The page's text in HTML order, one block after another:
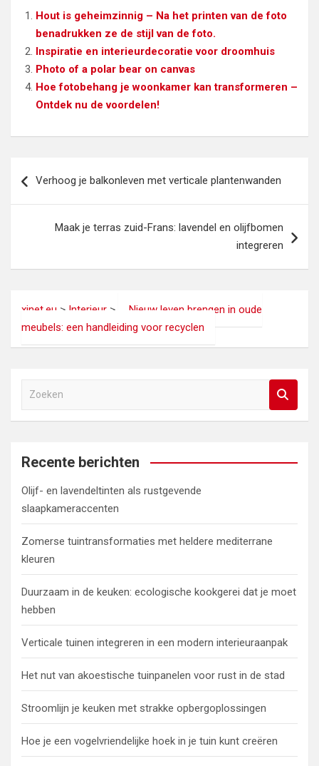
Hout is geheimzinnig – Na het printen van de foto
benadrukken ze de stijl van de foto.
Inspiratie en interieurdecoratie voor droomhuis
Photo of a polar bear on canvas
Hoe fotobehang je woonkamer kan transformeren –
Ontdek nu de voordelen!
navigatie
Verhoog je balkonleven met verticale plantenwanden
Maak je terras zuid-Frans: lavendel en olijfbomen
integreren
xinet.eu > Interieur >
Nieuw leven brengen in oude
meubels: een handleiding voor recyclen
e
e
Recente berichten
Olijf- en lavendeltinten als rustgevende
slaapkameraccenten
Zomerse tuintransformaties met heldere mediterrane
kleuren
Duurzaam in de keuken: ecologische kookgerei dat je moet
hebben
Verticale tuinen integreren in een modern interieuraanpak
Het nut van akoestische tuinpanelen voor rust in de stad
Stroomlijn je keuken met strakke opbergoplossingen
Hoe je een vogelvriendelijke hoek in je tuin kunt creëren